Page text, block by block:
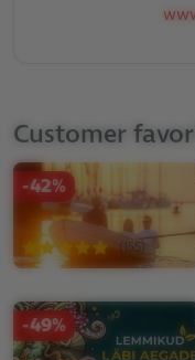
Customer
-42%
(155)
-49%